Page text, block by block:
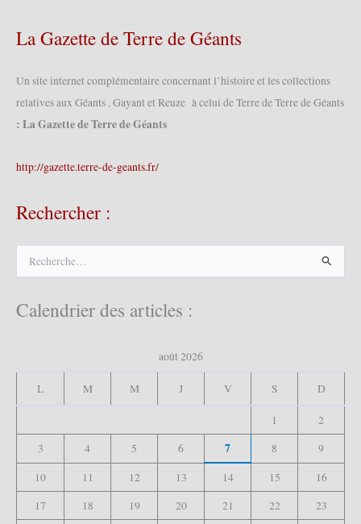
La Gazette de Terre de Géants
Un site internet complémentaire concernant l’histoire et les collections
relatives aux Géants , Gayant et Reuze à celui de Terre de Terre de Géants
: La Gazette de Terre de Géants
http://gazette.terre-de-geants.fr/
Rechercher :
e
Calendrier des articles :
août 2026
L M M J V S D
1
2
3
4 5 6 7 8
9
10
11 12 13 14 15
16
17
18 19 20 21 22
23